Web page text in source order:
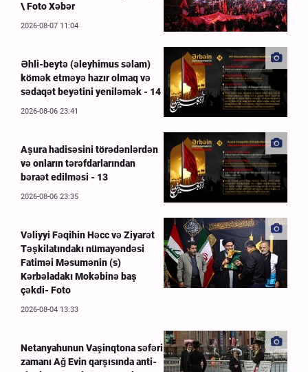
\ Foto Xəbər
2026-08-07 11:04
Əhli-beytə (əleyhimus səlam)
kömək etməyə hazır olmaq və
sədaqət beyətini yeniləmək - 14
2026-08-06 23:41
Aşura hadisəsini törədənlərdən
və onların tərəfdarlarından
bəraət edilməsi - 13
2026-08-06 23:35
Vəliyyi Fəqihin Həcc və Ziyarət
Təşkilatındakı nümayəndəsi
Fatiməi Məsumənin (s)
Kərbəladakı Mokəbinə baş
çəkdi- Foto
2026-08-04 13:33
Netanyahunun Vaşinqtona səfəri
zamanı Ağ Evin qarşısında anti-